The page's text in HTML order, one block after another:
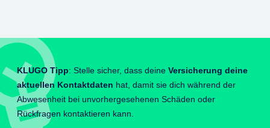
KLUGO Tipp: Stelle sicher, dass deine Versicherung deine
aktuellen Kontaktdaten hat, damit sie dich während der
Abwesenheit bei unvorhergesehenen Schäden oder
Rückfragen kontaktieren kann.